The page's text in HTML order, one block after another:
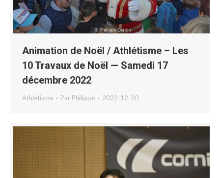
Animation de Noël / Athlétisme – Les
10 Travaux de Noël — Samedi 17
décembre 2022
Athlétisme Par Philippe 2022-12-20